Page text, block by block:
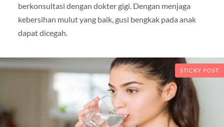
berkonsultasi dengan dokter gigi. Dengan menjaga
kebersihan mulut yang baik, gusi bengkak pada anak
dapat dicegah.
STICKY POST